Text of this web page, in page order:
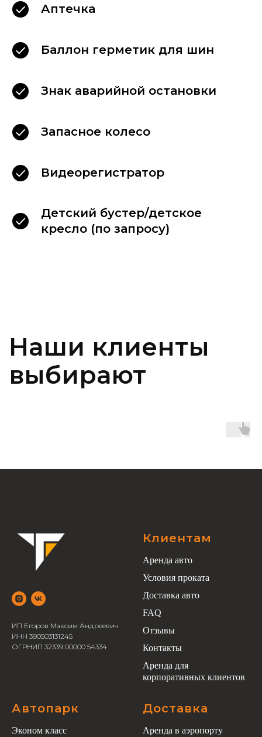
Аптечка
Баллон герметик для шин
Знак аварийной остановки
Запасное колесо
Видеорегистратор
Детский бустер/детское
кресло (по запросу)
ИП Егоров Максим Андреевич
ИНН 390503131245
ОГРНИП 32339 00000 54334
Клиентам
Аренда авто
Условия проката
Доставка авто
FAQ
Отзывы
Контакты
Аренда для
корпоративных клиентов
Автопарк
Эконом класс
Доставка
Аренда в аэропорту
пожалуйста оставьте сообщение
директору.
Написать в MAX